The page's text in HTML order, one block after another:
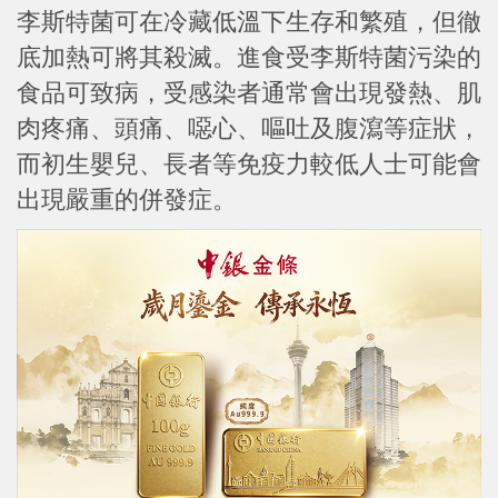
李斯特菌可在冷藏低溫下生存和繁殖，但徹
底加熱可將其殺滅。進食受李斯特菌污染的
食品可致病，受感染者通常會出現發熱、肌
肉疼痛、頭痛、噁心、嘔吐及腹瀉等症狀，
而初生嬰兒、長者等免疫力較低人士可能會
出現嚴重的併發症。